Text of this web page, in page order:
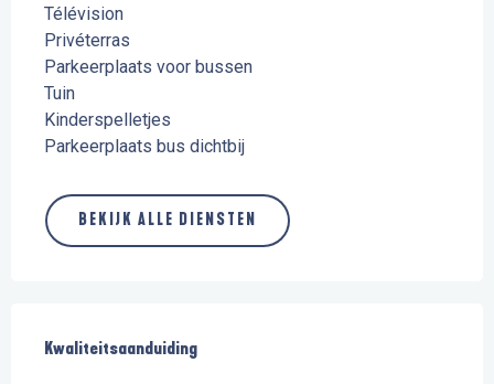
Télévision
Privéterras
Parkeerplaats voor bussen
Tuin
Kinderspelletjes
Parkeerplaats bus dichtbij
BEKIJK ALLE DIENSTEN
Kwaliteitsaanduiding
Kwaliteitsaanduiding